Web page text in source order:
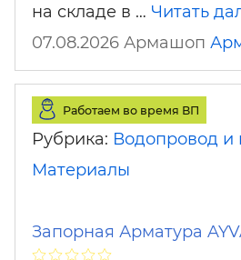
на складе в … Читать
07.08.2026 Армашоп
Работаем во время ВП
Рубрика: Водопровод и
Материалы
Запорная Арматура